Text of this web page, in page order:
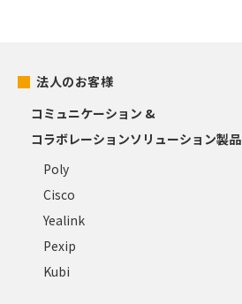
法人のお客様
コミュニケーション &
コラボレーションソリューション製品
Poly
Cisco
Yealink
Pexip
Kubi